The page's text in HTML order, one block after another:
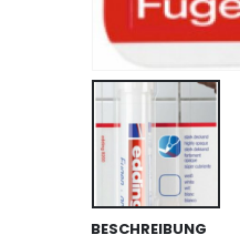
BESCHREIBUNG